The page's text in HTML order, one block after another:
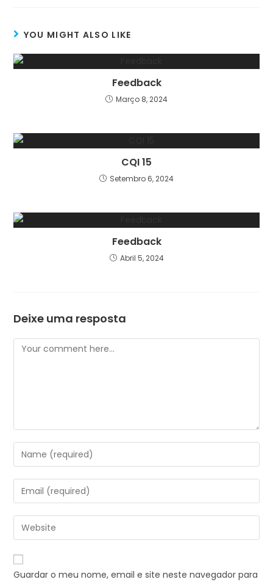
YOU MIGHT ALSO LIKE
Feedback
Março 8, 2024
CQI 15
Setembro 6, 2024
Feedback
Abril 5, 2024
Deixe uma resposta
Guardar o meu nome, email e site neste navegador para